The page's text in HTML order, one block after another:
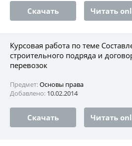
Скачать Читать
Курсовая работа по теме
строительного подряда и
перевозок
Предмет:Основы права
Добавлено: 10.02.2014
Скачать Читать